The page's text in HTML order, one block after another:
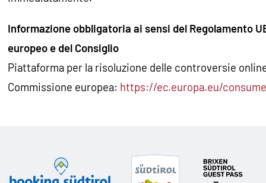
Informazione obbligatoria ai sensi del Regolamento
europeo e del Consiglio
Piattaforma per la risoluzione delle controversie
Commissione europea: https://ec.europa.eu/